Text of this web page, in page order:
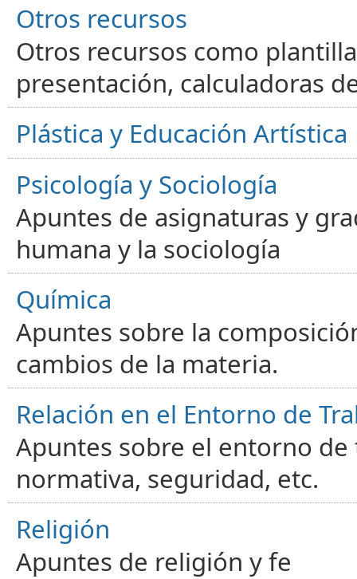
Otros recursos
Otros recursos como
presentación, calculadoras
Plástica y Educación Artística
Psicología y Sociología
Apuntes de asignaturas y
humana y la sociología
Química
Apuntes sobre la
cambios de la materia.
Relación en el Entorno de
Apuntes sobre el entorno
normativa, seguridad, etc.
Religión
Apuntes de religión y fe